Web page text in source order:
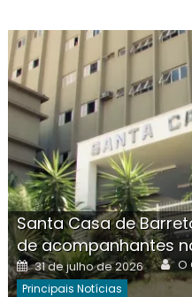
Santa Casa de
de acompanhantes
Posted
on
31 de julho de 2026 O
Principais Notícias